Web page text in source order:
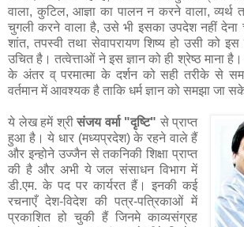
वाला, कुटिल, आज्ञा का पालन न करने वाला, व्यर्थ
चुगली करने वाला है, उसे भी इसका उपदेश नहीं देना
शांत, तपस्वी तथा सेवापरायण शिष्य हो उसी को
उचित है। तत्वेत्ताओं ने इस ज्ञान को ही श्रेष्ठ माना
के अंतर व् परमात्मा के दर्शन को सही तरीके से
वर्तमान में आवश्यक है ताकि धर्म ज्ञान को समझा जा
ये लेख हमें श्रीसंजय वर्मा "दृष्टि" से प्राप्त
हुआ है। ये धार (मध्यप्रदेश) के रहने वाले हैं
और इन्होने उज्जैन से तकनिकी शिक्षा प्राप्त
की है और अभी ये जल संसाधन विभाग में
डी.एम. के पद पर कार्यरत हैं। इनकी कई
रचनाएँ देश-विदेश की पत्र-पत्रिकाओं में
प्रकाशित हो चुकी हैं जिनमे काव्यसंग्रह